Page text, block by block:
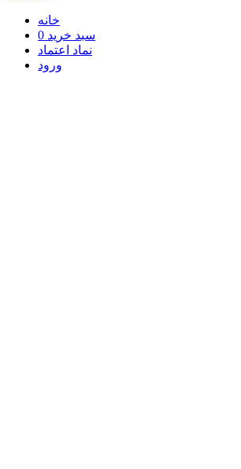
خانه
0 سبد خرید
نماد اعتماد
ورود